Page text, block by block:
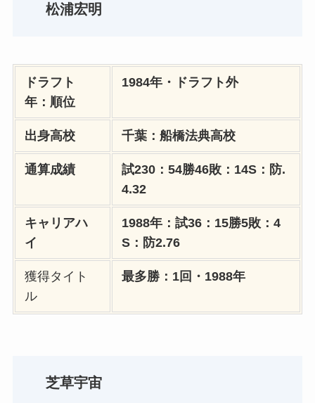
松浦宏明
ドラフト
年：順位
1984年・ドラフト外
出身高校 千葉：船橋法典高校
通算成績
試230：54勝46敗：14S：防.
4.32
キャリアハ
イ
1988年：試36：15勝5敗：4
S：防2.76
獲得タイト
ル
最多勝：1回・1988年
芝草宇宙